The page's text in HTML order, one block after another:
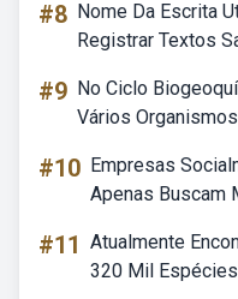
#8 Nome Da Escrita
Registrar Textos
#9 No Ciclo
Vários
#10 Empresas
Apenas Buscam
#11 Atualmente
320 Mil